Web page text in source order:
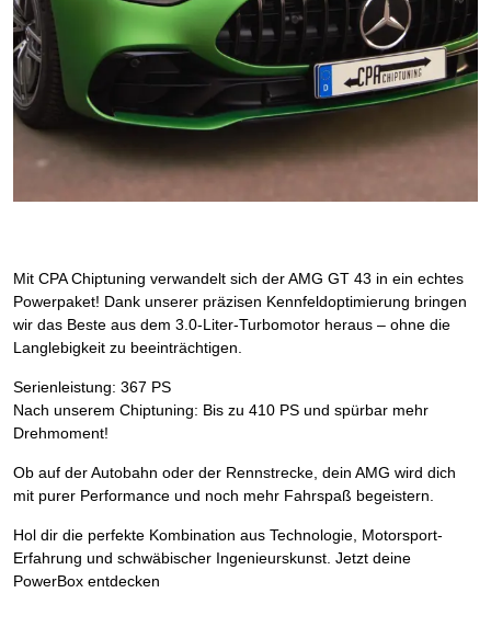
Mit CPA Chiptuning verwandelt sich der AMG GT 43 in ein echtes
Powerpaket! Dank unserer präzisen Kennfeldoptimierung bringen
wir das Beste aus dem 3.0-Liter-Turbomotor heraus – ohne die
Langlebigkeit zu beeinträchtigen.
Serienleistung: 367 PS
Nach unserem Chiptuning: Bis zu 410 PS und spürbar mehr
Drehmoment!
Ob auf der Autobahn oder der Rennstrecke, dein AMG wird dich
mit purer Performance und noch mehr Fahrspaß begeistern.
Hol dir die perfekte Kombination aus Technologie, Motorsport-
Erfahrung und schwäbischer Ingenieurskunst. Jetzt deine
PowerBox entdecken